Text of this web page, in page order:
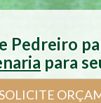
Pedreiro
para